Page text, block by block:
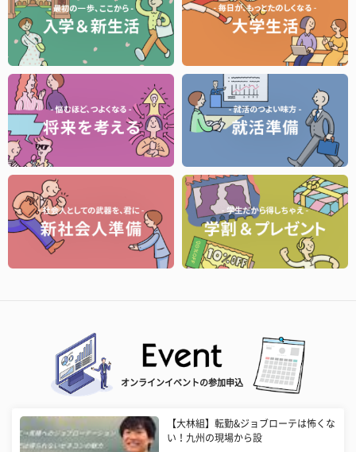
オンラインイベントの参加申込
【大林組】転勤&ジョブローテは怖くな
い！九州の現場から設